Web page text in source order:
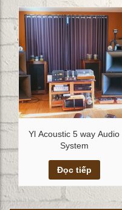
Xem chi tiết
Yl Acoustic 5 way Audio
System
Đọc tiếp